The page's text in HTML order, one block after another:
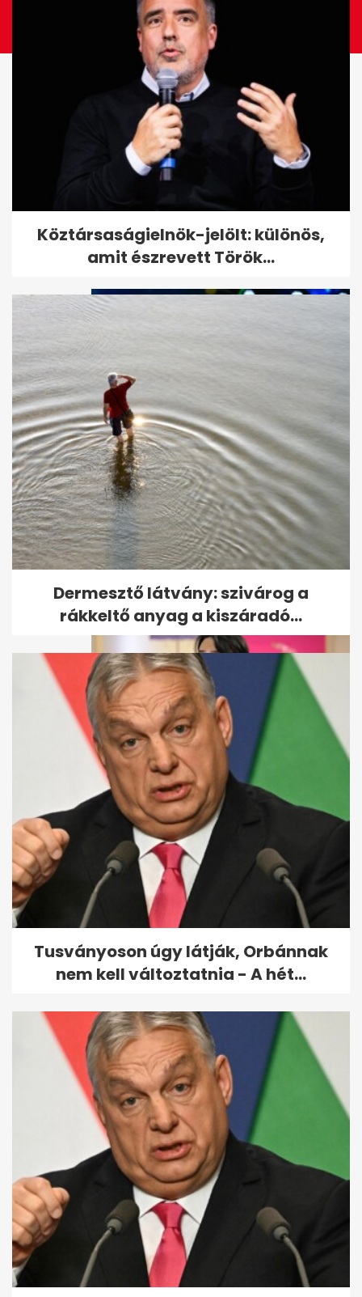
Megbüntette a rendőrség L.L.
Juniort és G.w.M-et
Navracsics közölte, hogy Tóth
Gabi kórházba került, majd
az...
Kórházba került Gianni
Annoni, megoperálták
Köztársaságielnök-jelölt: különös,
amit észrevett Török...
Dermesztő látvány: szivárog a
rákkeltő anyag a kiszáradó...
Tusványoson úgy látják, Orbánnak
nem kell változtatnia - A hét...